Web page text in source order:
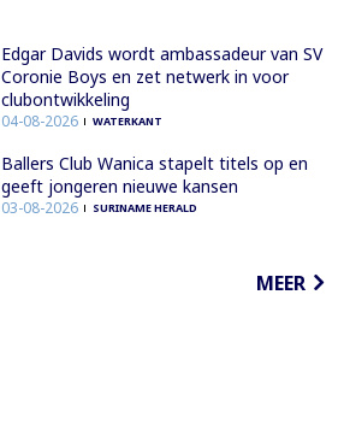
Edgar Davids wordt ambassadeur van SV
Coronie Boys en zet netwerk in voor
clubontwikkeling
04-08-2026 WATERKANT
Ballers Club Wanica stapelt titels op en
geeft jongeren nieuwe kansen
03-08-2026 SURINAME HERALD
MEER